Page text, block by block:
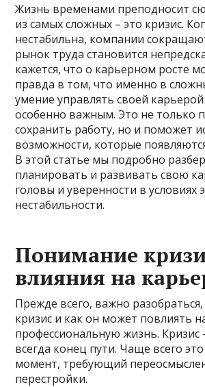
Жизнь временами преподносит
из самых сложных – это кризис.
нестабильна, компании
рынок труда становится
кажется, что о карьерном росте
правда в том, что именно в
умение управлять своей карьерой
особенно важным. Это не только
сохранить работу, но и поможет
возможности, которые
В этой статье мы подробно
планировать и развивать свою
головы и уверенности в условиях
нестабильности.
Понимание
влияния на
Прежде всего, важно
кризис и как он может повлиять
профессиональную жизнь. Кризис
всегда конец пути. Чаще всего
момент, требующий
перестройки.